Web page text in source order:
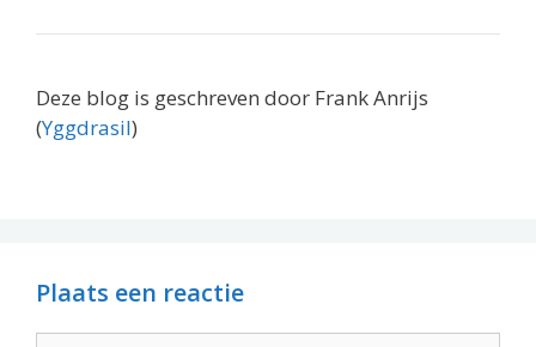
Deze blog is geschreven door Frank Anrijs
(Yggdrasil)
Plaats een reactie